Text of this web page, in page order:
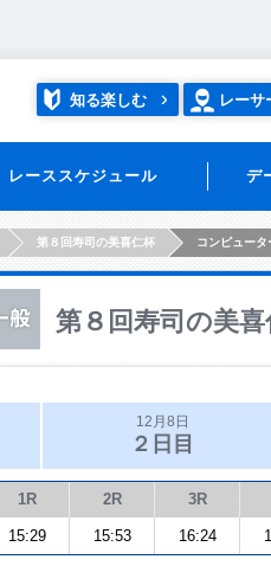
知る楽しむ レーサ
レーススケジュール デ
第８回寿司の美喜仁杯 コンピュータ
第８回寿司の美喜
12月8日
２日目
1R 2R 3R
15:29 15:53 16:24